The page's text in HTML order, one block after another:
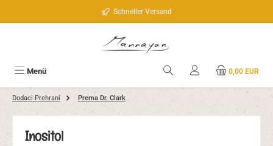
Schneller Versand
Menü 0,00 EUR
Dodaci Prehrani Prema Dr. Clark
Inositol